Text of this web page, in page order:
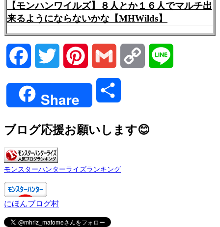
【モンハンワイルズ】８人とか１６人でマルチ出
来るようにならないかな【MHWilds】
Facebook Twitter Pinterest Gmail Copy
Share
ブログ応援お願いします😊
モンスターハンターライズランキング
にほんブログ村